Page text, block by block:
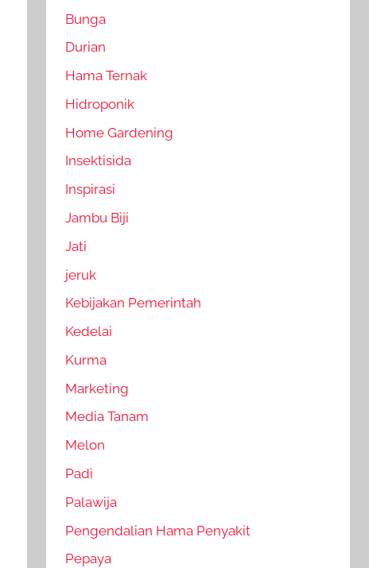
Bunga
Durian
Hama Ternak
Hidroponik
Home Gardening
Insektisida
Inspirasi
Jambu Biji
Jati
jeruk
Kebijakan Pemerintah
Kedelai
Kurma
Marketing
Media Tanam
Melon
Padi
Palawija
Pengendalian Hama Penyakit
Pepaya